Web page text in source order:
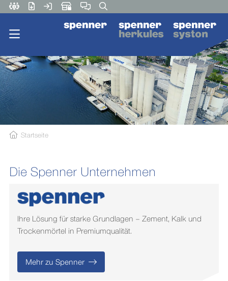
Startseite
Die Spenner Unternehmen
Ihre Lösung für starke Grundlagen – Zement, Kalk und
Trockenmörtel in Premiumqualität.
Mehr zu Spenner